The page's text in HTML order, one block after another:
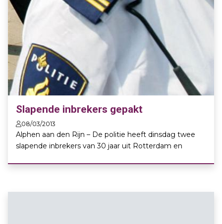
Slapende inbrekers gepakt
08/03/2013
Alphen aan den Rijn – De politie heeft dinsdag twee
slapende inbrekers van 30 jaar uit Rotterdam en